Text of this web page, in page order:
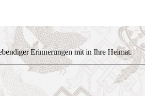
Erinnerungen mit in Ihre Heimat.